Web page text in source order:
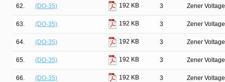
62. (DO-35) 192 KB 3 Zener
63. (DO-35) 192 KB 3 Zener
64. (DO-35) 192 KB 3 Zener
65. (DO-35) 192 KB 3 Zener
66. (DO-35) 192 KB 3 Zener